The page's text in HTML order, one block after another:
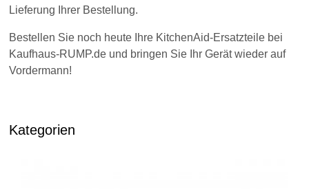
Lieferung Ihrer Bestellung.
Bestellen Sie noch heute Ihre KitchenAid-Ersatzteile bei
Kaufhaus-RUMP.de und bringen Sie Ihr Gerät wieder auf
Vordermann!
Kategorien